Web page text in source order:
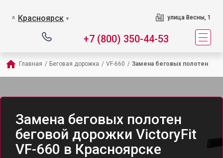
Красноярск ▼ улица Весны, 1
+7 (800) 350-44-53
Главная / Беговая дорожка / VF-660 / Замена беговых полотен
Замена беговых полотен
беговой дорожки VictoryFit
VF-660 в Красноярске